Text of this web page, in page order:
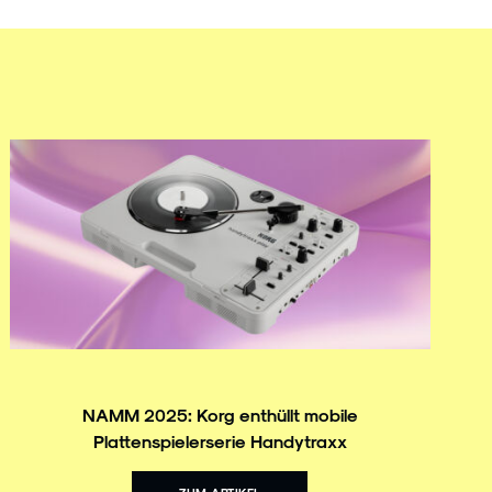
NAMM 2025: Korg enthüllt mobile
Plattenspielerserie Handytraxx